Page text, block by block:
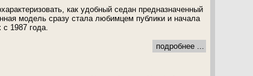
как удобный седан предназначенный
модель сразу стала любимцем публики и начала
с 1987 года.
подробнее ...